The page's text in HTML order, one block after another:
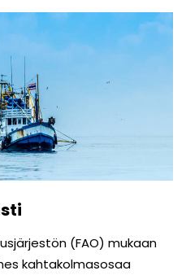
(FAO) mukaan
kahtakolmasosaa